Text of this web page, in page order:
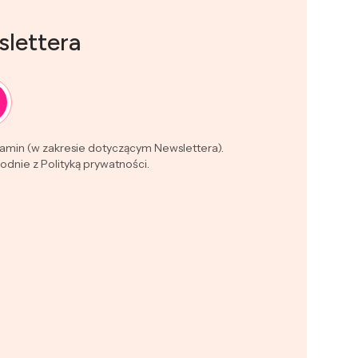
(w zakresie dotyczącym Newslettera).
z Polityką prywatności.